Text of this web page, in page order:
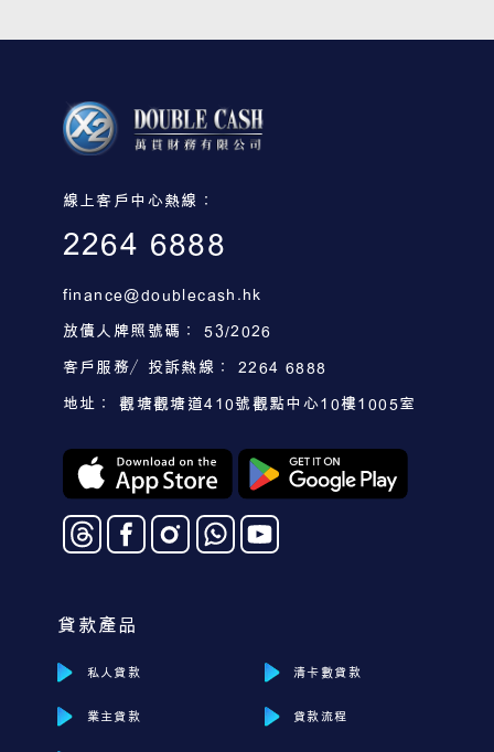
線上客戶中心熱線：
2264 6888
finance@doublecash.hk
放債人牌照號碼： 53/2026
客戶服務／投訴熱線： 2264 6888
地址： 觀塘觀塘道410號觀點中心10樓1005室
貸款產品
私人貸款 清卡數貸款
業主貸款 貸款流程